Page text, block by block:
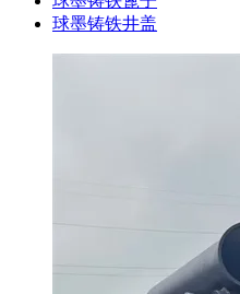
球墨铸铁井盖